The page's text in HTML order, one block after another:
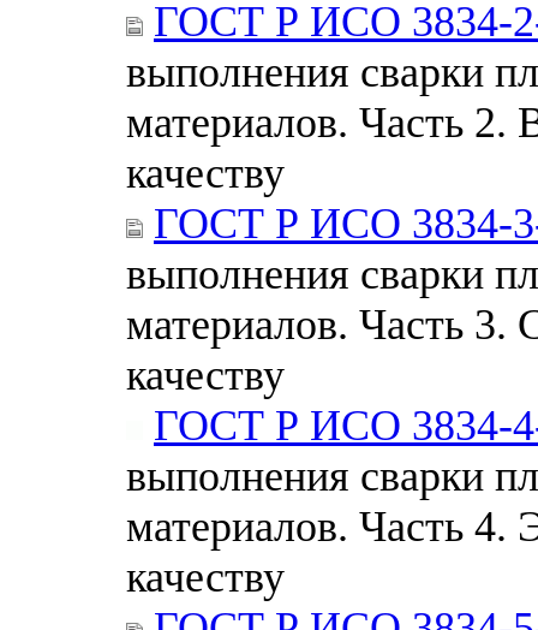
ГОСТ Р ИСО 3834-
выполнения сварки
материалов. Часть 2.
качеству
ГОСТ Р ИСО 3834-
выполнения сварки
материалов. Часть 3.
качеству
ГОСТ Р ИСО 3834-
выполнения сварки
материалов. Часть 4.
качеству